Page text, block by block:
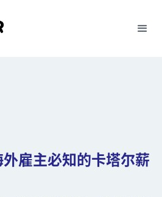
雇主必知的卡塔尔薪